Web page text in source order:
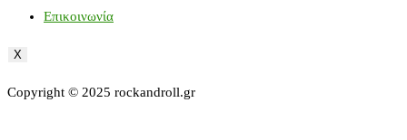
Επικοινωνία
X
Copyright © 2025 rockandroll.gr